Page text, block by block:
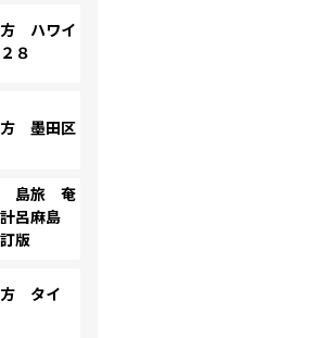
ハワイ
８
墨田区
島旅 奄
呂麻島
版
方 タイ